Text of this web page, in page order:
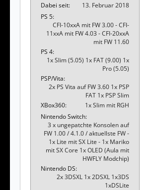
Dabei seit
13. Februar 2018
PS 5
CFI-10xxA mit FW 3.00 - CFI-
11xxA mit FW 4.03 - CFI-20xxA
mit FW 11.60
PS 4
1x Slim (5.05) 1x FAT (9.00) 1x
Pro (5.05)
PSP/Vita
2x PS Vita auf FW 3.60 1x PSP
FAT 1x PSP Slim
XBox360
1x Slim mit RGH
Nintendo Switch
3 x ungepatchte Konsolen auf
FW 1.00 / 4.1.0 / aktuellste FW -
1x Lite mit SX Lite - 1x Mariko
mit SX Core 1x OLED (Aula mit
HWFLY Modchip)
Nintendo DS
2x 3DSXL 1x 2DSXL 1x3DS
1xDSLite